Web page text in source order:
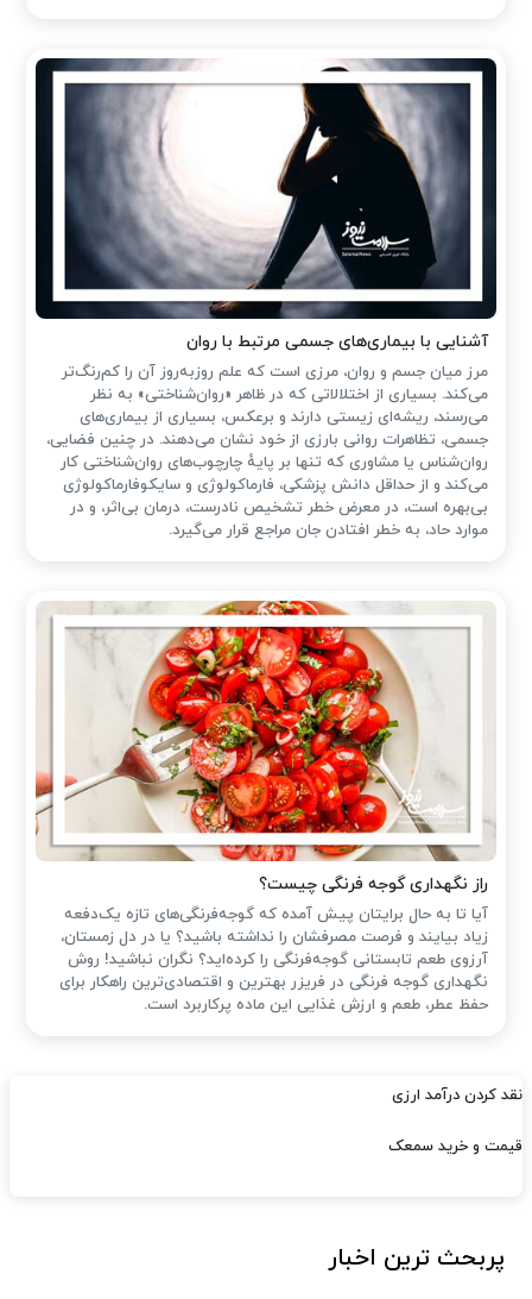
آشنایی با بیماری‌های جسمی مرتبط با روان
مرز میان جسم و روان، مرزی است که علم روزبه‌روز آن را کم‌رنگ‌تر
می‌کند. بسیاری از اختلالاتی که در ظاهر «روان‌شناختی» به نظر
می‌رسند، ریشه‌ای زیستی دارند و برعکس، بسیاری از بیماری‌های
جسمی، تظاهرات روانی بارزی از خود نشان می‌دهند. در چنین فضایی،
روان‌شناس یا مشاوری که تنها بر پایهٔ چارچوب‌های روان‌شناختی کار
می‌کند و از حداقل دانش پزشکی، فارماکولوژی و سایکوفارماکولوژی
بی‌بهره است، در معرض خطر تشخیص نادرست، درمان بی‌اثر، و در
موارد حاد، به خطر افتادن جان مراجع قرار می‌گیرد.
راز نگهداری گوجه فرنگی چیست؟
آیا تا به حال برایتان پیش آمده که گوجه‌فرنگی‌های تازه یک‌دفعه
زیاد بیایند و فرصت مصرفشان را نداشته باشید؟ یا در دل زمستان،
آرزوی طعم تابستانی گوجه‌فرنگی را کرده‌اید؟ نگران نباشید! روش
نگهداری گوجه فرنگی در فریزر بهترین و اقتصادی‌ترین راهکار برای
حفظ عطر، طعم و ارزش غذایی این ماده پرکاربرد است.
نقد کردن درآمد ارزی
قیمت و خرید سمعک
پربحث ترین اخبار